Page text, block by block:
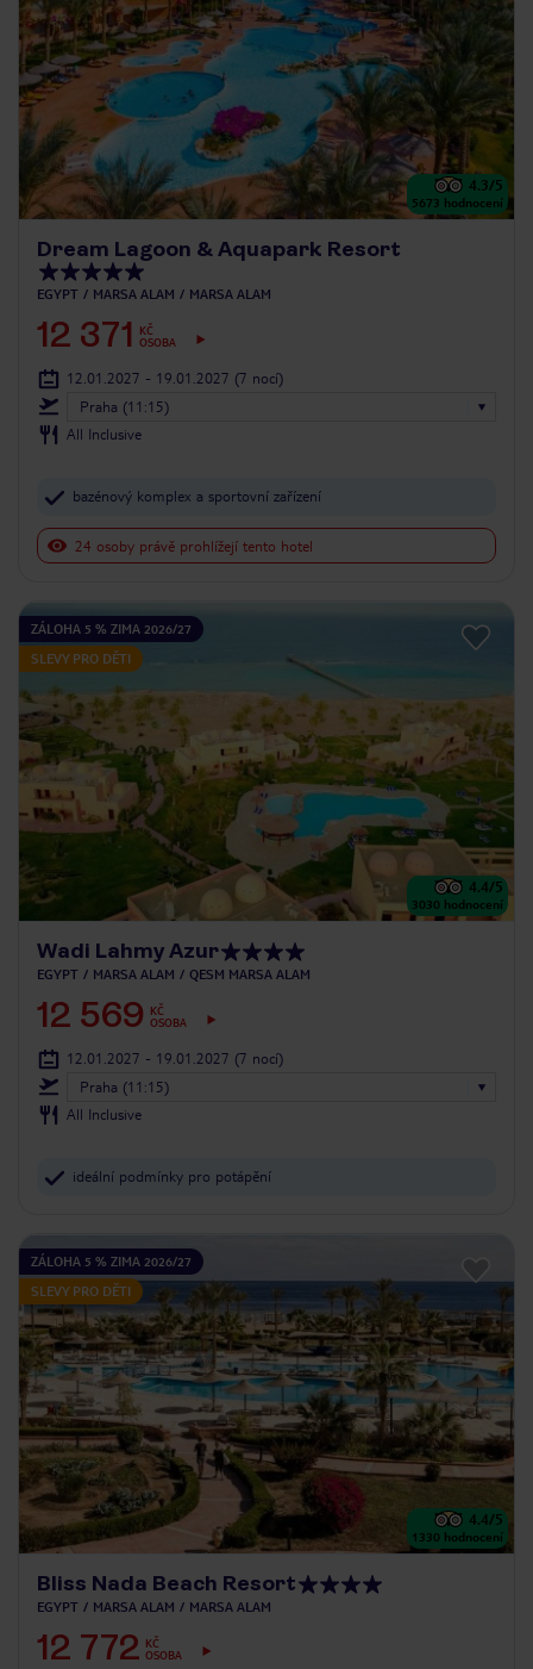
4.3/5
5673 hodnocení
Dream Lagoon & Aquapark Resort
EGYPT MARSA ALAM MARSA ALAM
12 371
KČ
OSOBA
12.01.2027 - 19.01.2027 (7 nocí)
Praha (11:15)
All Inclusive
bazénový komplex a sportovní zařízení
24 osoby právě prohlížejí tento hotel
ZÁLOHA 5 % ZIMA 2026/27
SLEVY PRO DĚTI
4.4/5
3030 hodnocení
Wadi Lahmy Azur
EGYPT MARSA ALAM QESM MARSA ALAM
12 569
KČ
OSOBA
12.01.2027 - 19.01.2027 (7 nocí)
Praha (11:15)
All Inclusive
ideální podmínky pro potápění
ZÁLOHA 5 % ZIMA 2026/27
SLEVY PRO DĚTI
4.4/5
1330 hodnocení
Bliss Nada Beach Resort
EGYPT MARSA ALAM MARSA ALAM
12 772 KČ
OSOBA